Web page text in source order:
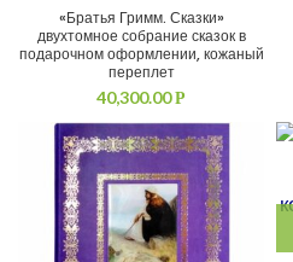
«Братья Гримм. Сказки»
двухтомное собрание сказок в
подарочном оформлении, кожаный
переплет
40,300.00Р